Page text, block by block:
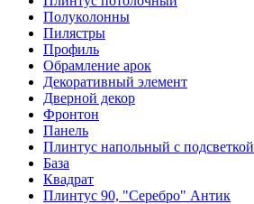
Полуколонны
Пилястры
Профиль
Обрамление арок
Декоративный элемент
Дверной декор
Фронтон
Панель
Плинтус напольный с подсветкой
База
Квадрат
Плинтус 90, "Серебро" Антик